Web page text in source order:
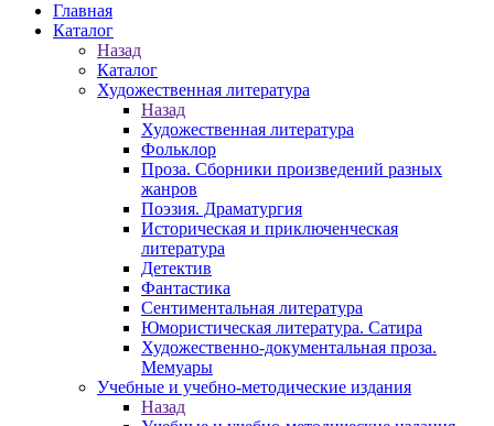
Главная
Каталог
Назад
Каталог
Художественная литература
Назад
Художественная литература
Фольклор
Проза. Сборники произведений разных
жанров
Поэзия. Драматургия
Историческая и приключенческая
литература
Детектив
Фантастика
Сентиментальная литература
Юмористическая литература. Сатира
Художественно-документальная проза.
Мемуары
Учебные и учебно-методические издания
Назад